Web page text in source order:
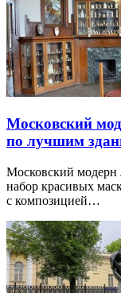
Московский
по лучшим
Московский модерн
набор красивых
с композицией…